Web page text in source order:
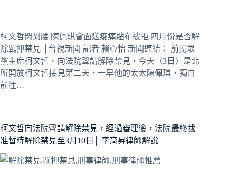
柯文哲閃到腰 陳佩琪會面送痠痛貼布被拒 四月份是否解
除羈押禁見 │台視新聞 記者 賴心怡 新聞連結： 前民眾
黨主席柯文哲，向法院聲請解除禁見，今天（3日）是北
所開放柯文哲接見第二天，一早他的太太陳佩琪，獨自
前往…
柯文哲向法院聲請解除禁見，經過審理後，法院最終裁
准暫時解除禁見至3月10日│ 李育昇律師解說